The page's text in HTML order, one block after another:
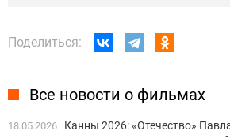
Поделиться:
Все новости о фильмах
18.05.2026
Канны 2026: «Отечество»